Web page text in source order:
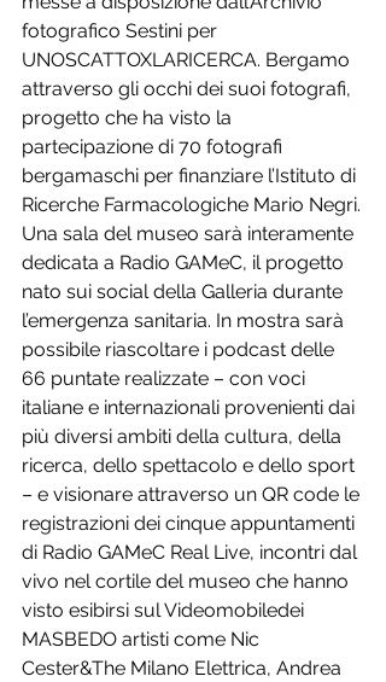
fotografico Sestini per
UNOSCATTOXLARICERCA. Bergamo
attraverso gli occhi dei suoi fotografi,
progetto che ha visto la
partecipazione di 70 fotografi
bergamaschi per finanziare l’Istituto di
Ricerche Farmacologiche Mario Negri.
Una sala del museo sarà interamente
dedicata a Radio GAMeC, il progetto
nato sui social della Galleria durante
l’emergenza sanitaria. In mostra sarà
possibile riascoltare i podcast delle
66 puntate realizzate – con voci
italiane e internazionali provenienti dai
più diversi ambiti della cultura, della
ricerca, dello spettacolo e dello sport
– e visionare attraverso un QR code le
registrazioni dei cinque appuntamenti
di Radio GAMeC Real Live, incontri dal
vivo nel cortile del museo che hanno
visto esibirsi sul Videomobiledei
MASBEDO artisti come Nic
Cester&The Milano Elettrica, Andrea